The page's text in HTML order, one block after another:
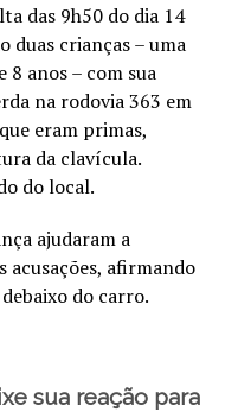
das 9h50 do dia 14
duas crianças – uma
8 anos – com sua
na rodovia 363 em
eram primas,
da clavícula.
do local.
ajudaram a
acusações, afirmando
do carro.
sua reação para